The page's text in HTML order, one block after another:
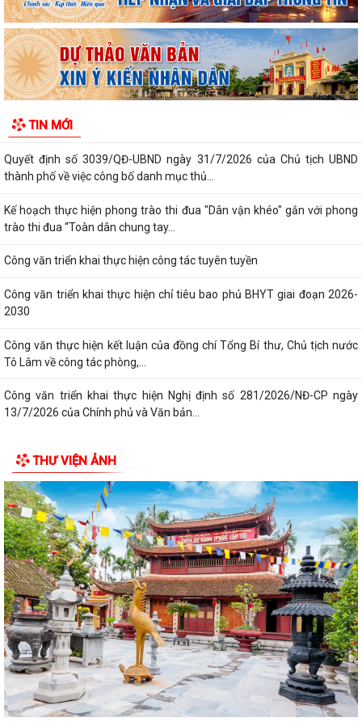
TIN MỚI
Nghị định số 73/2026/VBHN-NĐBNNMT ngày 27/7/2026 của Bộ Nông
nghiệp và Môi trường Quy định về xử...
Quyết định số 3091/QĐ-UBND ngày 05/8/2026 của Chủ tịch UBND
thành phố về việc công bố thủ tục hành...
NGÀY 10/8/2026 ĐẾN NGÀY 16/8/2026
Quyết định số 3039/QĐ-UBND ngày 31/7/2026 của Chủ tịch UBND
thành phố về việc công bố danh mục thủ...
Kế hoạch thực hiện phong trào thi đua "Dân vận khéo" gắn với phong
trào thi đua “Toàn dân chung tay...
Công văn triển khai thực hiện công tác tuyên tuyền
Công văn triển khai thực hiện chỉ tiêu bao phủ BHYT giai đoạn 2026-
2030
Công văn thực hiện kết luận của đồng chí Tổng Bí thư, Chủ tịch nước
Tô Lâm về công tác phòng,...
Công văn triển khai thực hiện Nghị định số 281/2026/NĐ-CP ngày
13/7/2026 của Chính phủ và Văn bản...
mạng thông tin di động công...
Nghị quyết số 12/2026/NQ-HĐND ngày 28/7/2026 của Hội đồng nhân
dân thành phố quy định về lệ phí...
Hội Nông dân thành phố Hải Phòng phối hợp với Ban chỉ đạo hoạt động
hè xã tổ chức trao quà và tập...
Thông báo kết quả kỳ họp thứ Ba, Hội đồng nhân dân xã khóa II, nhiệm
kỳ 2026 - 2031
Nghị quyết số 13 /2026/NQ-HĐND ngày 28/7/2026 của HĐND thành
phố Hải Phòng về việc bãi bỏ một số...
Quyết định số 3025 /QĐ-UBND ngày 30/7/2026 của UBND thành phố
Hải Phòng về việc công bố thủ tục...
THƯ VIỆN ẢNH